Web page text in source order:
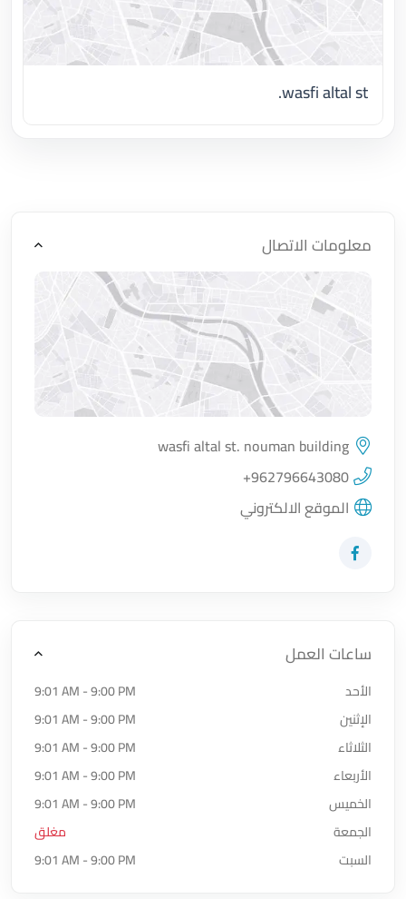
wasfi altal st.
معلومات الاتصال
اضغط لتحميل الموقع
wasfi altal st. nouman building
+962796643080
الموقع الالكتروني
زيارة حساب المتجر على Facebook-f
ساعات العمل
الأحد
9:01 AM - 9:00 PM
الإثنين
9:01 AM - 9:00 PM
الثلاثاء
9:01 AM - 9:00 PM
الأربعاء
9:01 AM - 9:00 PM
الخميس
9:01 AM - 9:00 PM
الجمعة
مغلق
السبت
9:01 AM - 9:00 PM